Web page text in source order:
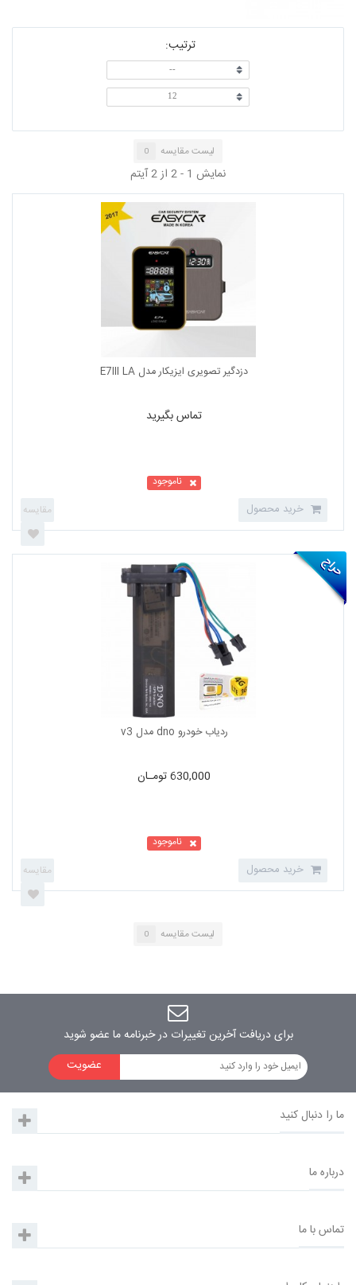
پروتون ایمپیان
ترتیب:
--
12
لیست مقایسه 0
نمایش 1 - 2 از 2 آیتم
تماس بگیرید
ناموجود
خرید محصول
630,000 تومـان
ناموجود
خرید محصول
لیست مقایسه 0
برای دریافت آخرین تغییرات در خبرنامه ما عضو شوید
عضویت
ما را دنبال کنید
درباره ما
تماس با ما